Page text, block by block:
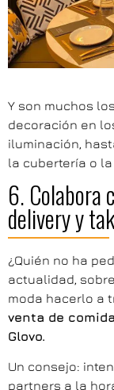
Y son muchos
decoración en
iluminación,
la cubertería o
6. Colabora
delivery y
¿Quién no ha
actualidad,
moda hacerlo a
venta de
Glovo.
Un consejo:
partners a la